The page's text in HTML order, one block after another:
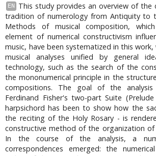
EN
This study provides an overview of
tradition of numerology from Antiquity to
Methods of musical composition,
element of numerical constructivism
music, have been systematized in this
musical analyses unified by general
technology, such as the search of the
the mononumerical principle in the
compositions. The goal of the analysis
Ferdinand Fisher's two-part Suite
harpsichord has been to show how the
the reciting of the Holy Rosary - is
constructive method of the organization of
In the course of the analysis, a
correspondences emerged: the